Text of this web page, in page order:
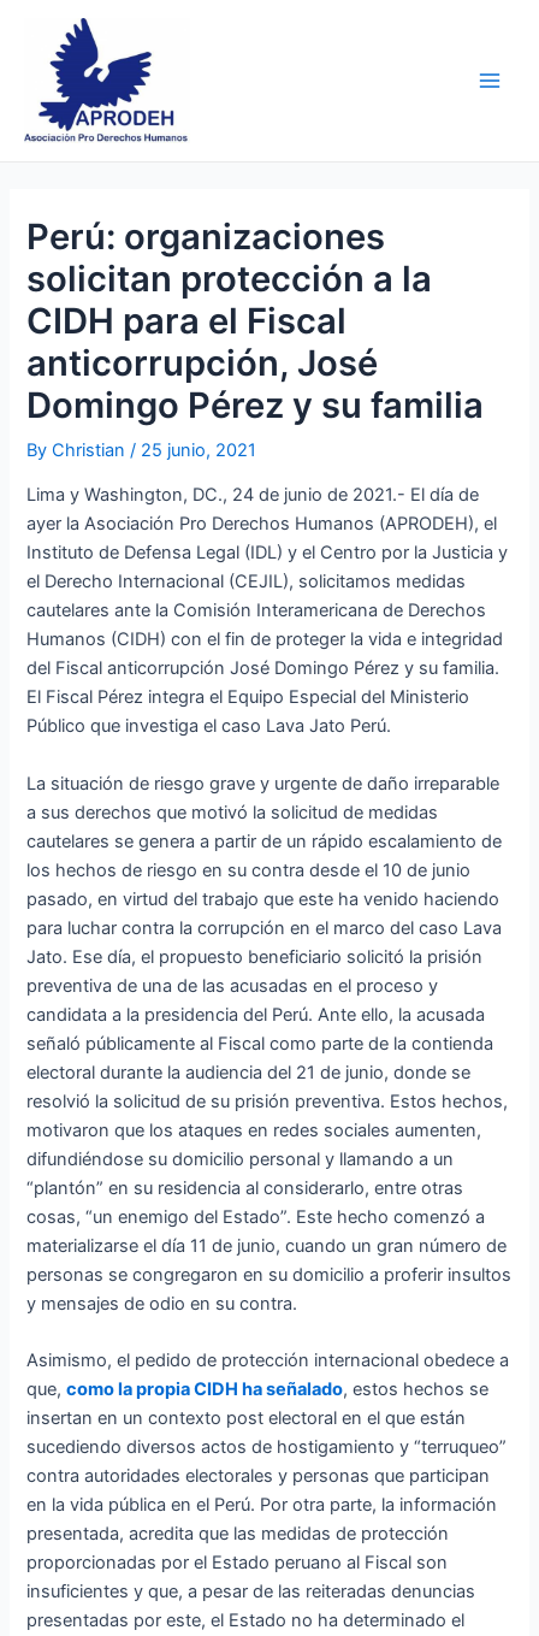
content
Perú: organizaciones
solicitan protección a la
CIDH para el Fiscal
anticorrupción, José
Domingo Pérez y su familia
ByChristian/ 25 junio, 2021
Lima y Washington, DC., 24 de junio de 2021.- El día de
ayer la Asociación Pro Derechos Humanos (APRODEH), el
Instituto de Defensa Legal (IDL) y el Centro por la Justicia y
el Derecho Internacional (CEJIL), solicitamos medidas
cautelares ante la Comisión Interamericana de Derechos
Humanos (CIDH) con el fin de proteger la vida e integridad
del Fiscal anticorrupción José Domingo Pérez y su familia.
El Fiscal Pérez integra el Equipo Especial del Ministerio
Público que investiga el caso Lava Jato Perú.
La situación de riesgo grave y urgente de daño irreparable
a sus derechos que motivó la solicitud de medidas
cautelares se genera a partir de un rápido escalamiento de
los hechos de riesgo en su contra desde el 10 de junio
pasado, en virtud del trabajo que este ha venido haciendo
para luchar contra la corrupción en el marco del caso Lava
Jato. Ese día, el propuesto beneficiario solicitó la prisión
preventiva de una de las acusadas en el proceso y
candidata a la presidencia del Perú. Ante ello, la acusada
señaló públicamente al Fiscal como parte de la contienda
electoral durante la audiencia del 21 de junio, donde se
resolvió la solicitud de su prisión preventiva. Estos hechos,
motivaron que los ataques en redes sociales aumenten,
difundiéndose su domicilio personal y llamando a un
“plantón” en su residencia al considerarlo, entre otras
cosas, “un enemigo del Estado”. Este hecho comenzó a
materializarse el día 11 de junio, cuando un gran número de
personas se congregaron en su domicilio a proferir insultos
y mensajes de odio en su contra.
Asimismo, el pedido de protección internacional obedece a
que,como la propia CIDH ha señalado, estos hechos se
insertan en un contexto post electoral en el que están
sucediendo diversos actos de hostigamiento y “terruqueo”
contra autoridades electorales y personas que participan
en la vida pública en el Perú. Por otra parte, la información
presentada, acredita que las medidas de protección
proporcionadas por el Estado peruano al Fiscal son
insuficientes y que, a pesar de las reiteradas denuncias
presentadas por este, el Estado no ha determinado el
navigation